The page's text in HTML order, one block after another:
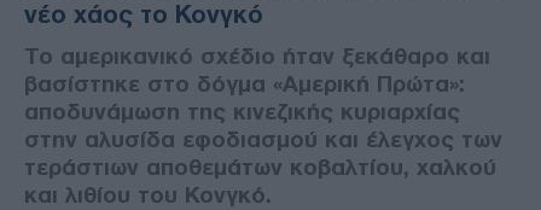
νέο χάος το Κονγκό
Το αμερικανικό σχέδιο ήταν ξεκάθαρο και
βασίστηκε στο δόγμα «Αμερική Πρώτα»:
αποδυνάμωση της κινεζικής κυριαρχίας
στην αλυσίδα εφοδιασμού και έλεγχος των
τεράστιων αποθεμάτων κοβαλτίου, χαλκού
και λιθίου του Κονγκό.